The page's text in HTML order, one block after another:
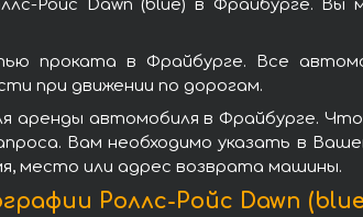
Ройс Dawn (blue) в Фрайбурге.
проката в Фрайбурге. Все
при движении по дорогам.
автомобиля в Фрайбурге.
Вам необходимо указать в
место или адрес возврата машины.
Роллс-Ройс Dawn